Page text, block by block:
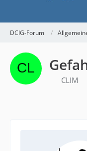
DCIG-Forum
CLIM